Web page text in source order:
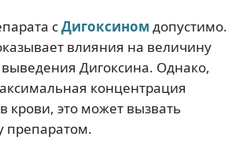
сДигоксином допустимо.
влияния на величину
выведения Дигоксина. Однако,
концентрация
крови, это может вызвать
препаратом.